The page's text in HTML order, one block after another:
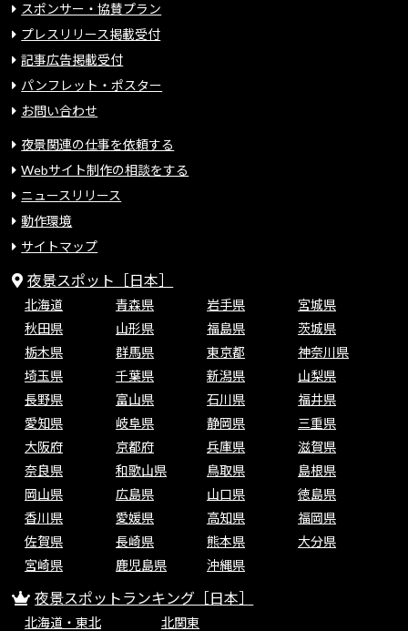
スポンサー・協賛プラン
プレスリリース掲載受付
記事広告掲載受付
パンフレット・ポスター
お問い合わせ
夜景関連の仕事を依頼する
Webサイト制作の相談をする
ニュースリリース
動作環境
サイトマップ
夜景スポット［日本］
北海道 青森県 岩手県
宮城県
秋田県
山形県 福島県
茨城県
栃木県
群馬県 東京都
神奈川県
埼玉県
千葉県 新潟県
山梨県
長野県
富山県 石川県
福井県
愛知県
岐阜県 静岡県
三重県
大阪府
京都府 兵庫県
滋賀県
奈良県
和歌山県 鳥取県
島根県
岡山県
広島県 山口県
徳島県
香川県
愛媛県 高知県
福岡県
佐賀県
長崎県 熊本県
大分県
宮崎県
鹿児島県 沖縄県
夜景スポットランキング［日本］
北海道・東北
北関東